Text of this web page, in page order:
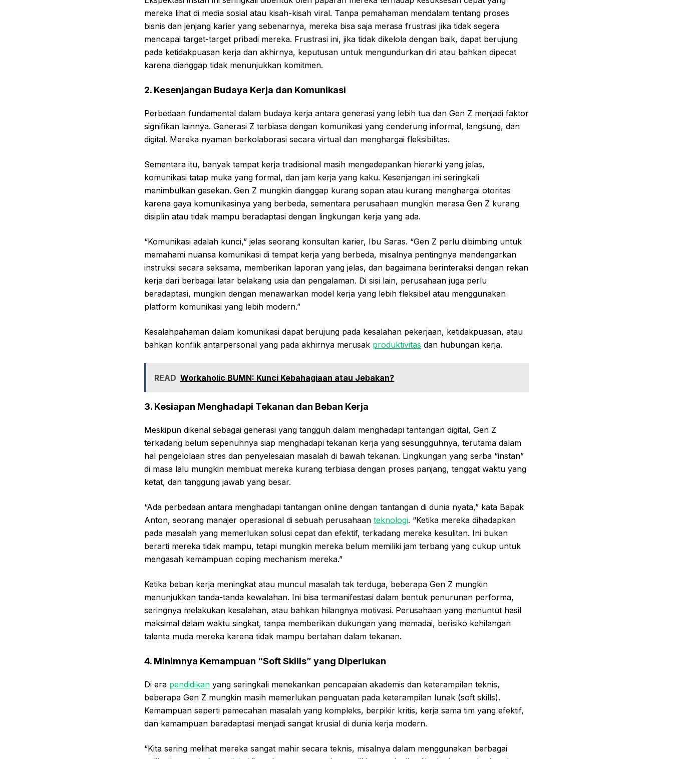
mereka lihat di media sosial atau kisah-kisah viral. Tanpa pemahaman mendalam tentang proses
bisnis dan jenjang karier yang sebenarnya, mereka bisa saja merasa frustrasi jika tidak segera
mencapai target-target pribadi mereka. Frustrasi ini, jika tidak dikelola dengan baik, dapat berujung
pada ketidakpuasan kerja dan akhirnya, keputusan untuk mengundurkan diri atau bahkan dipecat
karena dianggap tidak menunjukkan komitmen.
2. Kesenjangan Budaya Kerja dan Komunikasi
Perbedaan fundamental dalam budaya kerja antara generasi yang lebih tua dan Gen Z menjadi faktor
signifikan lainnya. Generasi Z terbiasa dengan komunikasi yang cenderung informal, langsung, dan
digital. Mereka nyaman berkolaborasi secara virtual dan menghargai fleksibilitas.
Sementara itu, banyak tempat kerja tradisional masih mengedepankan hierarki yang jelas,
komunikasi tatap muka yang formal, dan jam kerja yang kaku. Kesenjangan ini seringkali
menimbulkan gesekan. Gen Z mungkin dianggap kurang sopan atau kurang menghargai otoritas
karena gaya komunikasinya yang berbeda, sementara perusahaan mungkin merasa Gen Z kurang
disiplin atau tidak mampu beradaptasi dengan lingkungan kerja yang ada.
“Komunikasi adalah kunci,” jelas seorang konsultan karier, Ibu Saras. “Gen Z perlu dibimbing untuk
memahami nuansa komunikasi di tempat kerja yang berbeda, misalnya pentingnya mendengarkan
instruksi secara seksama, memberikan laporan yang jelas, dan bagaimana berinteraksi dengan rekan
kerja dari berbagai latar belakang usia dan pengalaman. Di sisi lain, perusahaan juga perlu
beradaptasi, mungkin dengan menawarkan model kerja yang lebih fleksibel atau menggunakan
platform komunikasi yang lebih modern.”
Kesalahpahaman dalam komunikasi dapat berujung pada kesalahan pekerjaan, ketidakpuasan, atau
bahkan konflik antarpersonal yang pada akhirnya merusak produktivitas dan hubungan kerja.
READ Workaholic BUMN: Kunci Kebahagiaan atau Jebakan?
3. Kesiapan Menghadapi Tekanan dan Beban Kerja
Meskipun dikenal sebagai generasi yang tangguh dalam menghadapi tantangan digital, Gen Z
terkadang belum sepenuhnya siap menghadapi tekanan kerja yang sesungguhnya, terutama dalam
hal pengelolaan stres dan penyelesaian masalah di bawah tekanan. Lingkungan yang serba “instan”
di masa lalu mungkin membuat mereka kurang terbiasa dengan proses panjang, tenggat waktu yang
ketat, dan tanggung jawab yang besar.
“Ada perbedaan antara menghadapi tantangan online dengan tantangan di dunia nyata,” kata Bapak
Anton, seorang manajer operasional di sebuah perusahaan teknologi. “Ketika mereka dihadapkan
pada masalah yang memerlukan solusi cepat dan efektif, terkadang mereka kesulitan. Ini bukan
berarti mereka tidak mampu, tetapi mungkin mereka belum memiliki jam terbang yang cukup untuk
mengasah kemampuan coping mechanism mereka.”
Ketika beban kerja meningkat atau muncul masalah tak terduga, beberapa Gen Z mungkin
menunjukkan tanda-tanda kewalahan. Ini bisa termanifestasi dalam bentuk penurunan performa,
seringnya melakukan kesalahan, atau bahkan hilangnya motivasi. Perusahaan yang menuntut hasil
maksimal dalam waktu singkat, tanpa memberikan dukungan yang memadai, berisiko kehilangan
talenta muda mereka karena tidak mampu bertahan dalam tekanan.
4. Minimnya Kemampuan “Soft Skills” yang Diperlukan
Di era pendidikan yang seringkali menekankan pencapaian akademis dan keterampilan teknis,
beberapa Gen Z mungkin masih memerlukan penguatan pada keterampilan lunak (soft skills).
Kemampuan seperti pemecahan masalah yang kompleks, berpikir kritis, kerja sama tim yang efektif,
dan kemampuan beradaptasi menjadi sangat krusial di dunia kerja modern.
“Kita sering melihat mereka sangat mahir secara teknis, misalnya dalam menggunakan berbagai